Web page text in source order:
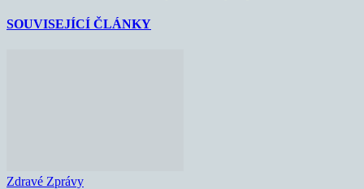
SOUVISEJÍCÍ ČLÁNKY
Zdravé Zprávy